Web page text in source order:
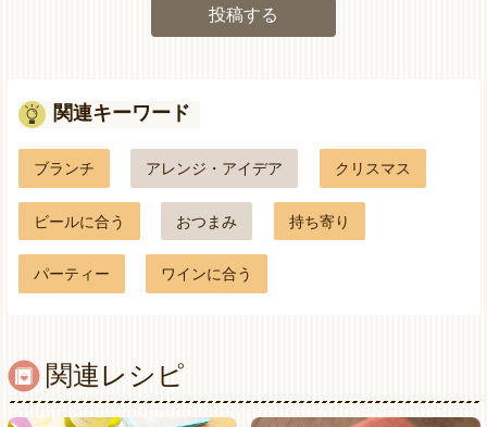
投稿する
関連キーワード
ブランチ アレンジ・アイデア クリスマス
ビールに合う おつまみ 持ち寄り
パーティー ワインに合う
関連レシピ